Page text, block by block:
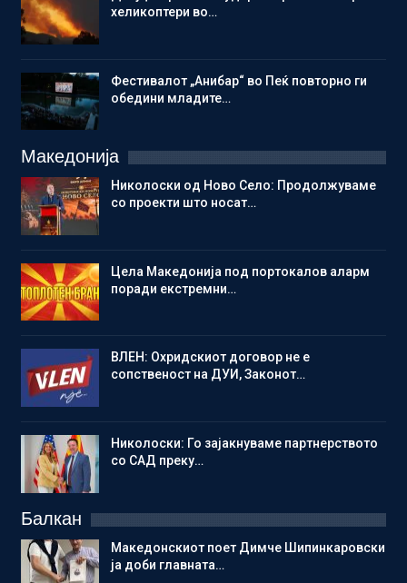
хеликоптери во…
Фестивалот „Анибар“ во Пеќ повторно ги
обедини младите…
Македонија
Николоски од Ново Село: Продолжуваме
со проекти што носат…
Цела Македонија под портокалов аларм
поради екстремни…
ВЛЕН: Охридскиот договор не е
сопственост на ДУИ, Законот…
Николоски: Го зајакнуваме партнерството
со САД преку…
Балкан
Македонскиот поет Димче Шипинкаровски
ја доби главната…